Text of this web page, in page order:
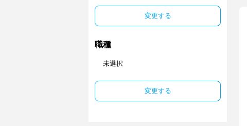
変更する
職種
未選択
変更する